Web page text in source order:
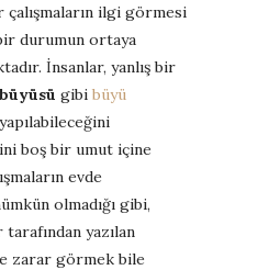
çalışmaların ilgi görmesi
durumun ortaya
İnsanlar, yanlış bir
gibi büyü
boş bir umut içine
evde
olmadığı gibi,
yazılan
zarar görmek bile